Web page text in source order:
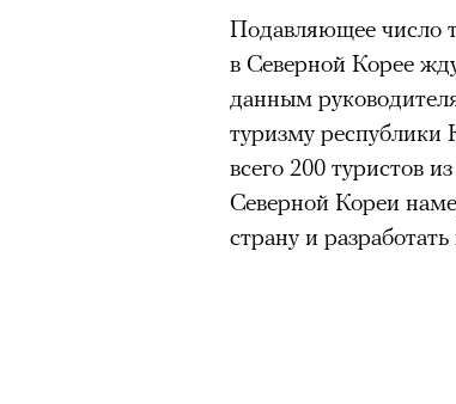
Подавляющее число
в Северной Корее
данным
туризму
всего 200 туристов
Северной Кореи
страну и